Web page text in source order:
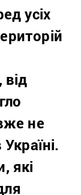
усіх
не
які